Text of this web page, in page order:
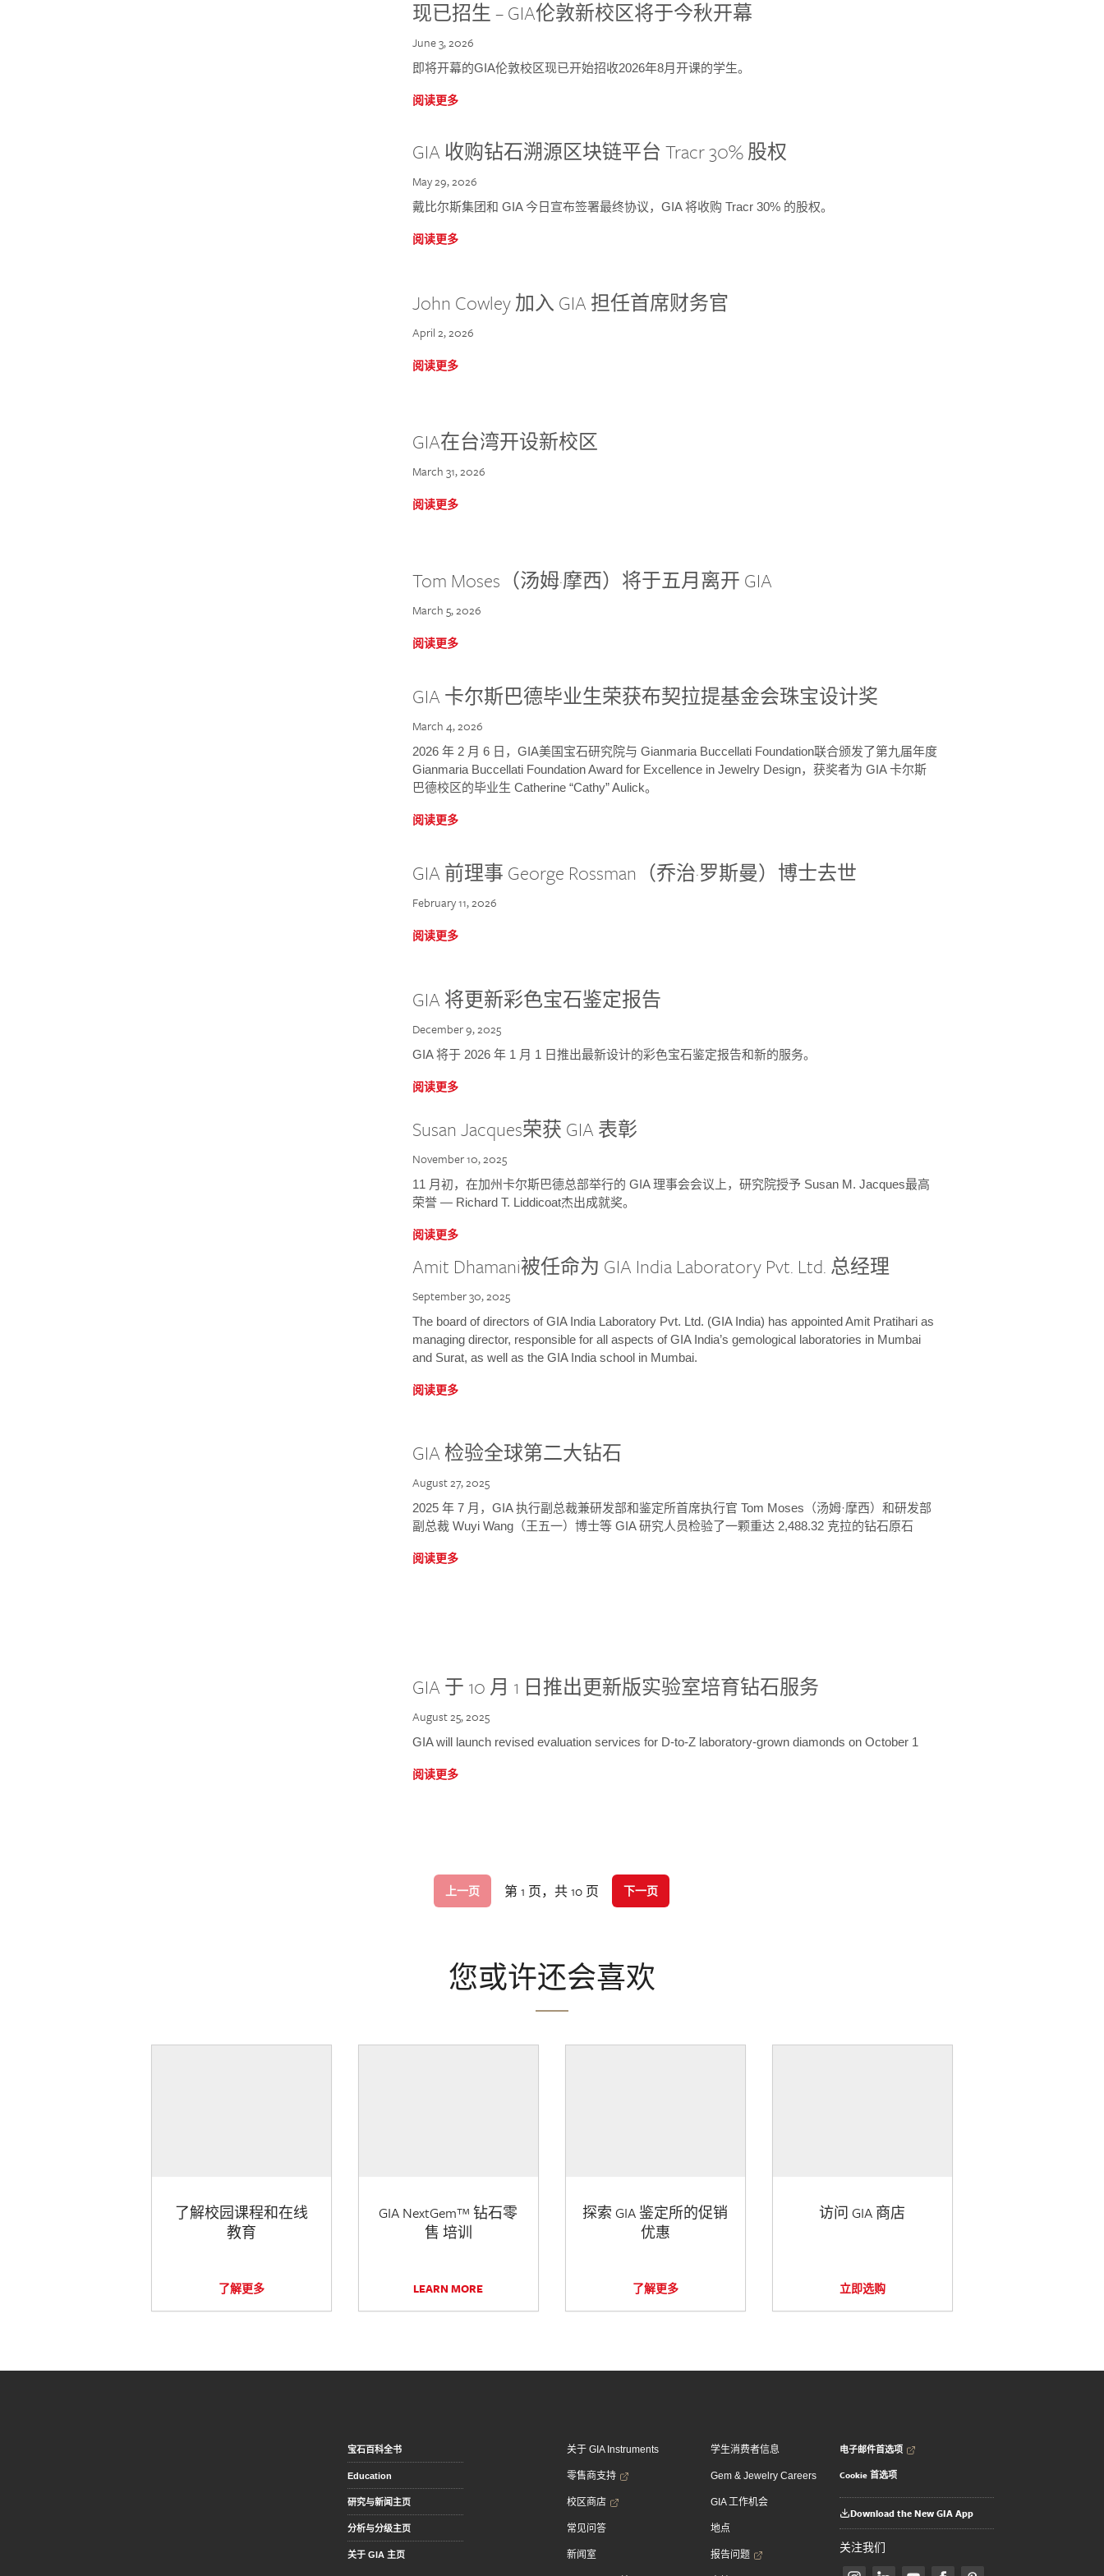
现已招生 – GIA伦敦新校区将于今秋开幕
June 3, 2026
即将开幕的GIA伦敦校区现已开始招收2026年8月开课的学生。
阅读更多
GIA 收购钻石溯源区块链平台 Tracr 30% 股权
May 29, 2026
戴比尔斯集团和 GIA 今日宣布签署最终协议，GIA 将收购 Tracr 30% 的股权。
阅读更多
John Cowley 加入 GIA 担任首席财务官
April 2, 2026
阅读更多
GIA在台湾开设新校区
March 31, 2026
阅读更多
Tom Moses（汤姆·摩西）将于五月离开 GIA
March 5, 2026
阅读更多
GIA 卡尔斯巴德毕业生荣获布契拉提基金会珠宝设计奖
March 4, 2026
2026 年 2 月 6 日，GIA美国宝石研究院与 Gianmaria Buccellati Foundation联合颁发了第九届年度
Gianmaria Buccellati Foundation Award for Excellence in Jewelry Design，获奖者为 GIA 卡尔斯
巴德校区的毕业生 Catherine “Cathy” Aulick。
阅读更多
GIA 前理事 George Rossman（乔治·罗斯曼）博士去世
February 11, 2026
阅读更多
GIA 将更新彩色宝石鉴定报告
December 9, 2025
GIA 将于 2026 年 1 月 1 日推出最新设计的彩色宝石鉴定报告和新的服务。
阅读更多
Susan Jacques荣获 GIA 表彰
November 10, 2025
11 月初，在加州卡尔斯巴德总部举行的 GIA 理事会会议上，研究院授予 Susan M. Jacques最高
荣誉 — Richard T. Liddicoat杰出成就奖。
阅读更多
Amit Dhamani被任命为 GIA India Laboratory Pvt. Ltd. 总经理
September 30, 2025
The board of directors of GIA India Laboratory Pvt. Ltd. (GIA India) has appointed Amit Pratihari as
managing director, responsible for all aspects of GIA India’s gemological laboratories in Mumbai
and Surat, as well as the GIA India school in Mumbai.
阅读更多
GIA 检验全球第二大钻石
August 27, 2025
2025 年 7 月，GIA 执行副总裁兼研发部和鉴定所首席执行官 Tom Moses（汤姆·摩西）和研发部
副总裁 Wuyi Wang（王五一）博士等 GIA 研究人员检验了一颗重达 2,488.32 克拉的钻石原石
阅读更多
GIA 于 10 月 1 日推出更新版实验室培育钻石服务
August 25, 2025
GIA will launch revised evaluation services for D-to-Z laboratory-grown diamonds on October 1
阅读更多
上一页 第 1 页，共 10 页 下一页
您或许还会喜欢
了解校园课程和在线
教育
了解更多
GIA NextGem™ 钻石零
售 培训
LEARN MORE
探索 GIA 鉴定所的促销
优惠
了解更多
访问 GIA 商店
立即选购
宝石百科全书
Education
研究与新闻主页
分析与分级主页
关于 GIA 主页
关于 GIA Instruments
零售商支持
校区商店
常见问答
新闻室
学生消费者信息
Gem & Jewelry Careers
GIA 工作机会
地点
报告问题
电子邮件首选项
Cookie 首选项
Download the New GIA App
关注我们